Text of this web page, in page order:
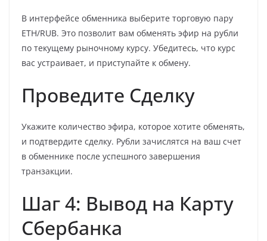
В интерфейсе обменника выберите торговую пару
ETH/RUB. Это позволит вам обменять эфир на рубли
по текущему рыночному курсу. Убедитесь, что курс
вас устраивает, и приступайте к обмену.
Проведите Сделку
Укажите количество эфира, которое хотите обменять,
и подтвердите сделку. Рубли зачислятся на ваш счет
в обменнике после успешного завершения
транзакции.
Шаг 4: Вывод на Карту
Сбербанка